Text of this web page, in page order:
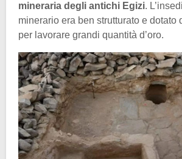
mineraria degli antichi Egizi.
minerario era ben strutturato e dotato
per lavorare grandi quantità d’oro.